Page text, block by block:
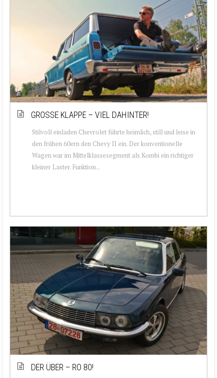
GROSSE KLAPPE – VIEL DAHINTER!
Stilvoll einladen Chevrolet führte heimlich, still und leise in
den frühen 60ern den Chevy II ein. Der konventionelle
Wagen war im Mittelklassesegment als Kombi ein richtiger
kleiner Laster. Funktion...
DER ÜBER – RO 80!